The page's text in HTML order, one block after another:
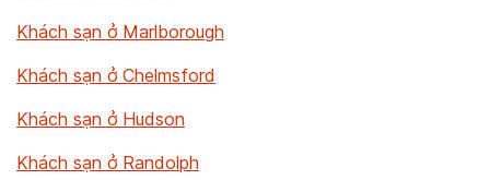
Khách sạn ở Marlborough
Khách sạn ở Chelmsford
Khách sạn ở Hudson
Khách sạn ở Randolph